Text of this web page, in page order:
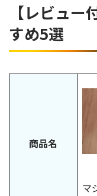
【レビュ
すめ5選
商品名
マ